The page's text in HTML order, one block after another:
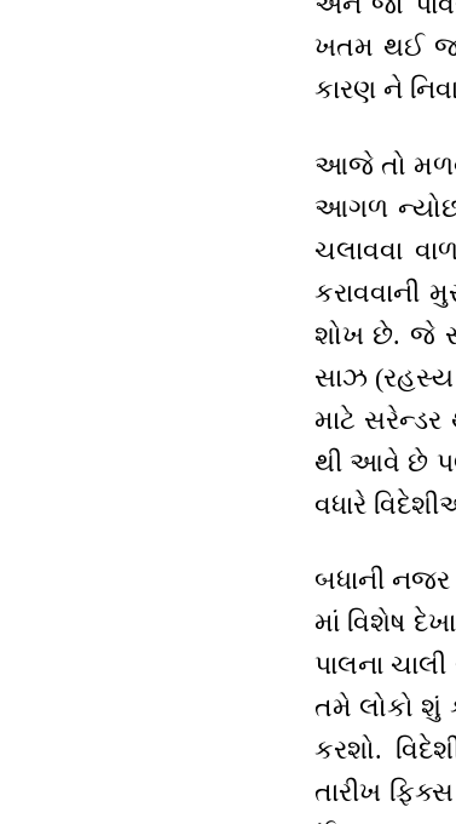
ખતમ થઈ
કારણ ને
આજે તો
આગળ
ચલાવવા
કરાવવાની
શોખ છે. જે
સાઝ (રહસ્ય
માટે
થી આવે છે
વધારે
બધાની
માં વિશેષ
પાલના
તમે લોકો શું
કરશો.
તારીખ